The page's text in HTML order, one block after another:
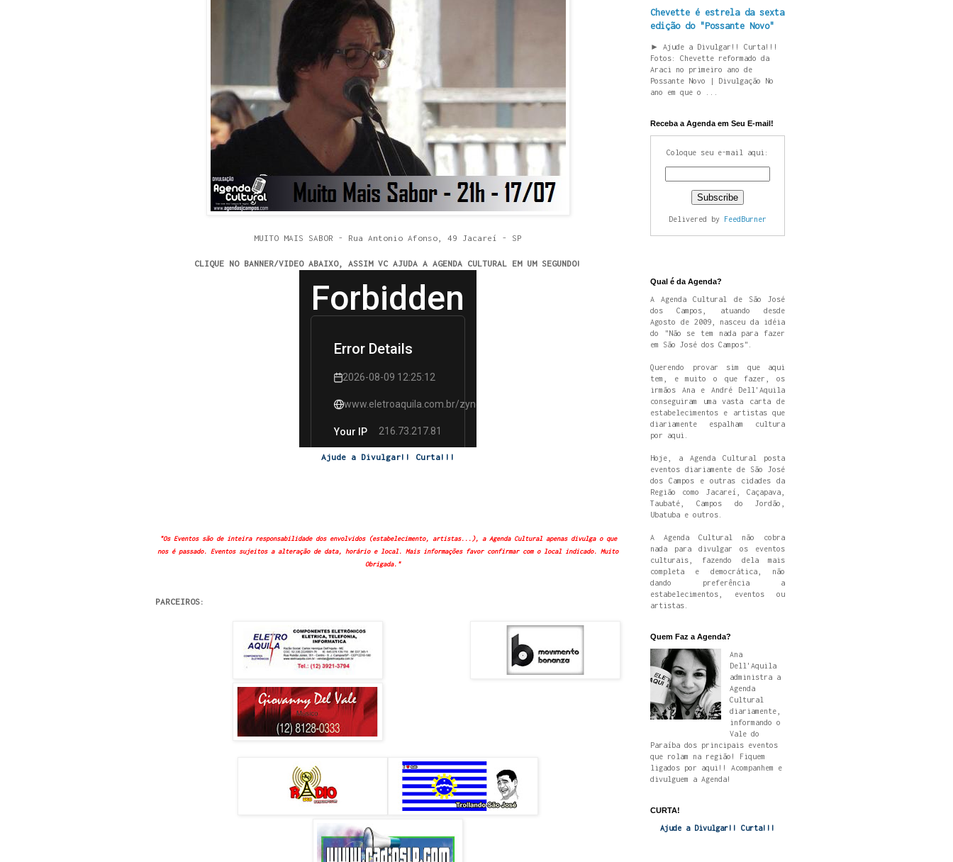
MUITO MAIS SABOR - Rua Antonio Afonso, 49 Jacareí - SP
CLIQUE NO BANNER/VIDEO ABAIXO, ASSIM VC AJUDA A AGENDA CULTURAL EM UM SEGUNDO!
Ajude a Divulgar!! Curta!!!
"Os Eventos são de inteira responsabilidade dos envolvidos (estabelecimento, artistas...), a Agenda Cultural apenas divulga o que
nos é passado. Eventos sujeitos a alteração de data, horário e local. Mais informações favor confirmar com o local indicado. Muito
Obrigada."
PARCEIROS:
Chevette é estrela da sexta
edição do "Possante Novo"
► Ajude a Divulgar!! Curta!!!
Fotos: Chevette reformado da
Araci no primeiro ano de
Possante Novo | Divulgação No
ano em que o ...
Receba a Agenda em Seu E-mail!
Coloque seu e-mail aqui:
Delivered by FeedBurner
Qual é da Agenda?
A Agenda Cultural de São José
dos Campos, atuando desde
Agosto de 2009, nasceu da idéia
do "Não se tem nada para fazer
em São José dos Campos".
Querendo provar sim que aqui
tem, e muito o que fazer, os
irmãos Ana e André Dell'Aquila
conseguiram uma vasta carta de
estabelecimentos e artistas que
diariamente espalham cultura
por aqui.
Hoje, a Agenda Cultural posta
eventos diariamente de São José
dos Campos e outras cidades da
Região como Jacareí, Caçapava,
Taubaté, Campos do Jordão,
Ubatuba e outros.
A Agenda Cultural não cobra
nada para divulgar os eventos
culturais, fazendo dela mais
completa e democrática, não
dando preferência a
estabelecimentos, eventos ou
artistas.
Quem Faz a Agenda?
Ana
Dell'Aquila
administra a
Agenda
Cultural
diariamente,
informando o
Vale do
Paraíba dos principais eventos
que rolam na região! Fiquem
ligados por aqui!! Acompanhem e
divulguem a Agenda!
CURTA!
Ajude a Divulgar!! Curta!!!